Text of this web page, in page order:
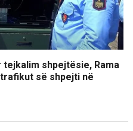
tejkalim shpejtësie, Rama
së shpejti në